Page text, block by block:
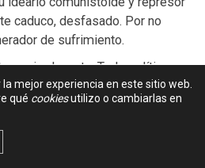
caduco, desfasado. Por no
de sufrimiento.
es irrelevante. Todo político a
que menos, tiene cuenta ahí y
menos acierto y frecuencia. De
mucha gente con muchos
sin ir más lejos), y su influencia y
mejor experiencia en este sitio web.
qué cookiesutilizo o cambiarlas en